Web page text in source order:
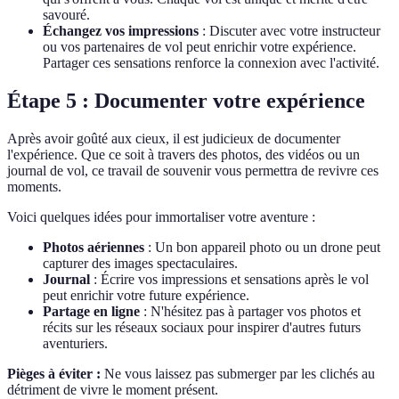
savouré.
Échangez vos impressions : Discuter avec votre instructeur
ou vos partenaires de vol peut enrichir votre expérience.
Partager ces sensations renforce la connexion avec l'activité.
Étape 5 : Documenter votre expérience
Après avoir goûté aux cieux, il est judicieux de documenter
l'expérience. Que ce soit à travers des photos, des vidéos ou un
journal de vol, ce travail de souvenir vous permettra de revivre ces
moments.
Voici quelques idées pour immortaliser votre aventure :
Photos aériennes : Un bon appareil photo ou un drone peut
capturer des images spectaculaires.
Journal : Écrire vos impressions et sensations après le vol
peut enrichir votre future expérience.
Partage en ligne : N'hésitez pas à partager vos photos et
récits sur les réseaux sociaux pour inspirer d'autres futurs
aventuriers.
Pièges à éviter : Ne vous laissez pas submerger par les clichés au
détriment de vivre le moment présent.